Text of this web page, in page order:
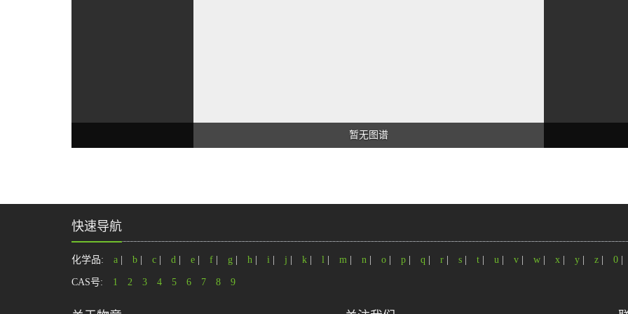
暂无图谱
快速导航
化学品: a b c d e f g h i j k l m n o p q r s t u v w x y z 0
CAS号: 1 2 3 4 5 6 7 8 9